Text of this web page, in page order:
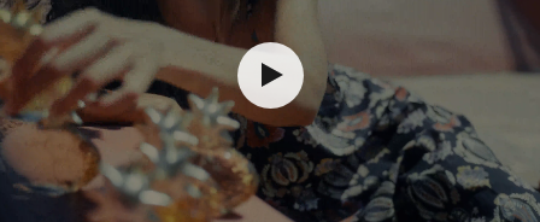
ZUM BESTEN ONLINE-COMMERCE-SITE
2025 vom Magazin Capital gewählt